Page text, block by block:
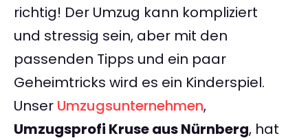
richtig! Der Umzug kann kompliziert
und stressig sein, aber mit den
passenden Tipps und ein paar
Geheimtricks wird es ein Kinderspiel.
Unser Umzugsunternehmen,
Umzugsprofi Kruse aus Nürnberg, hat